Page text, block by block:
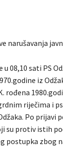
narušavanja
u 08,10 sati PS
iz
rođena
riječima i
Po prijavi
su protiv istih
postupka zbog